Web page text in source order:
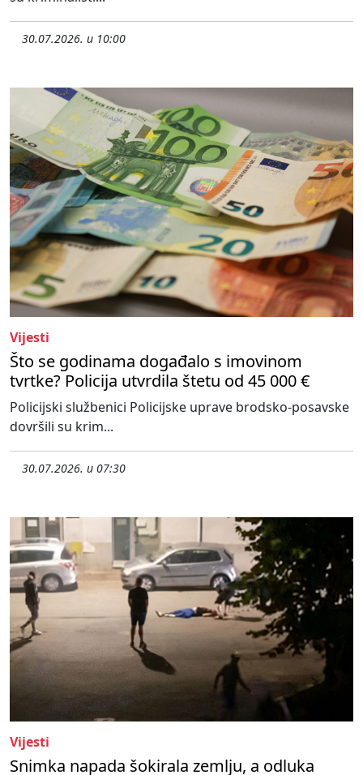
30.07.2026. u 10:00
Vijesti
Što se godinama događalo s imovinom
tvrtke? Policija utvrdila štetu od 45 000 €
Policijski službenici Policijske uprave brodsko-posavske
dovršili su krim...
30.07.2026. u 07:30
Vijesti
Snimka napada šokirala zemlju, a odluka